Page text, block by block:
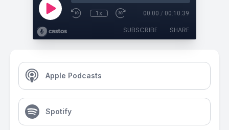
1x 00:00 / 00:10:39
SUBSCRIBE SHARE
Apple Podcasts
Spotify